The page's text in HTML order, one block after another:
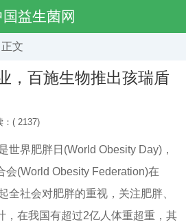
国益生菌网
正文
，百施生物推出孩瑞盾
：( 2137)
界肥胖日(World Obesity Day)，
会(World Obesity Federation)在
全社会对肥胖的重视，关注肥胖、
，在我国有超过2亿人体重超重，其